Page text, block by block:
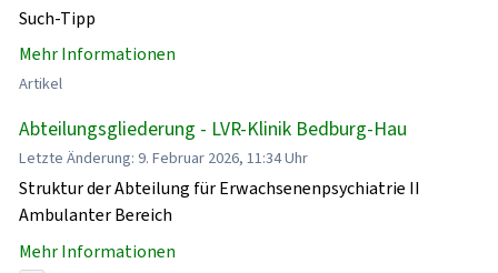
Such-Tipp
Mehr Informationen
Artikel
Abteilungsgliederung - LVR-Klinik Bedburg-Hau
Letzte Änderung: 9. Februar 2026, 11:34 Uhr
Struktur der Abteilung für Erwachsenenpsychiatrie II
Ambulanter Bereich
Mehr Informationen